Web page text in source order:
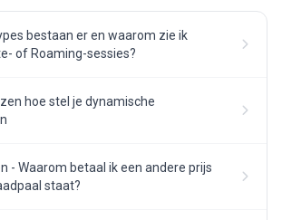
bestaan er en waarom zie ik
of Roaming-sessies?
hoe stel je dynamische
- Waarom betaal ik een andere prijs
staat?